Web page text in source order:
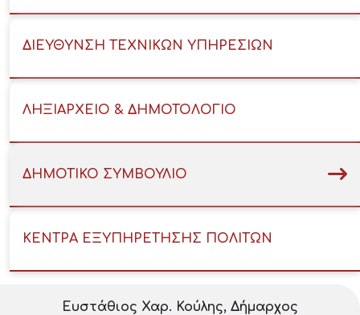
ΔΙΕΥΘΥΝΣΗ ΤΕΧΝΙΚΩΝ ΥΠΗΡΕΣΙΩΝ
ΛΗΞΙΑΡΧΕΙΟ & ΔΗΜΟΤΟΛΟΓΙΟ
ΔΗΜΟΤΙΚΟ ΣΥΜΒΟΥΛΙΟ
ΚΕΝΤΡΑ ΕΞΥΠΗΡΕΤΗΣΗΣ ΠΟΛΙΤΩΝ
Ευστάθιος Χαρ. Κούλης, Δήμαρχος